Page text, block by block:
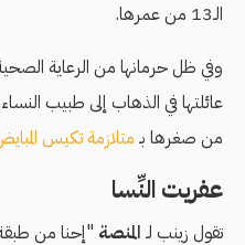
الـ13 من عمرها.
وفي ظل حرمانها من الرعاية
عائلتها في الذهاب إلى طبيب
من صغرها بـ متلازمة تكيس
عفريت النِّسا
تقول زينب لـ المنصة "إحنا من